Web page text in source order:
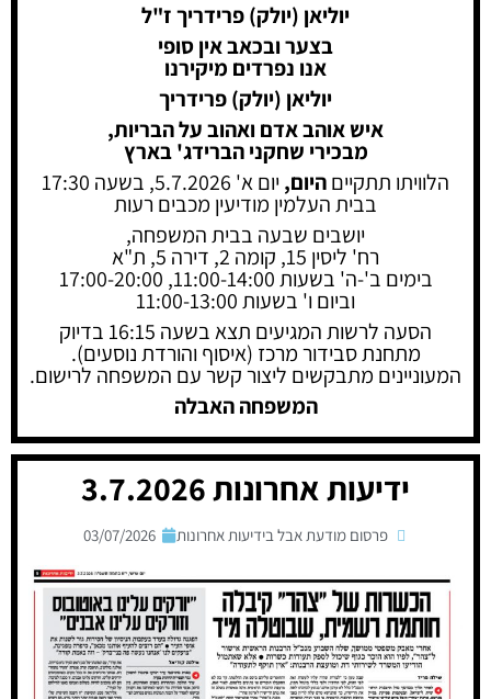
יוליאן (יולק) פרידריך ז"ל
בצער ובכאב אין סופי
אנו נפרדים מיקירנו
יוליאן (יולק) פרידריך
איש אוהב אדם ואהוב על הבריות,
מבכירי שחקני הברידג' בארץ
הלוויתו תתקייםהיום,יום א' 5.7.2026, בשעה 17:30
בבית העלמין מודיעין מכבים רעות
יושבים שבעה בבית המשפחה,
רח' ליסין 15, קומה 2, דירה 5, ת"א
בימים ב'-ה' בשעות 11:00-14:00, 17:00-20:00
וביום ו' בשעות 11:00-13:00
הסעה לרשות המגיעים תצא בשעה 16:15 בדיוק
מתחנת סבידור מרכז (איסוף והורדת נוסעים).
המעוניינים מתבקשים ליצור קשר עם המשפחה לרישום.
המשפחה האבלה
ידיעות אחרונות 3.7.2026
פרסום מודעת אבל בידיעות אחרונות 03/07/2026